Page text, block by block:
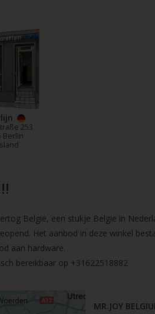
253
Berlin
Belgie, een stukje Belgie in
Het aanbod in deze winkel
aan hardware.
bereikbaar op +31622518882
MR.JOY